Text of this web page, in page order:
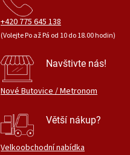
+420 775 645 138
(Volejte Po až Pá od 10 do 18.00 hodin)
Navštivte nás!
Nové Butovice / Metronom
Větší nákup?
Velkoobchodní nabídka